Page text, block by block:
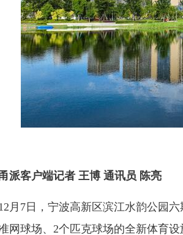
派客户端记者 王博 通讯员 陈亮
7日，宁波高新区滨江水韵公园六
网球场、2个匹克球场的全新体育